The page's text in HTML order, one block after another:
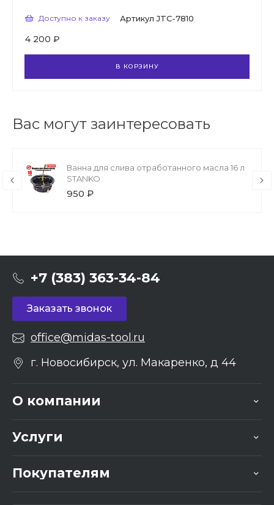
Доступно к заказу Артикул JTC-7810
4 200 ₽
В КОРЗИНУ
Вас могут заинтересовать
Ванна для слива отработанного масла 16 л
STANKO
950 ₽
+7 (383) 363-34-84
Заказать звонок
office@midas-tool.ru
г. Новосибирск, ул. Макаренко, д 44
О компании
Услуги
Покупателям